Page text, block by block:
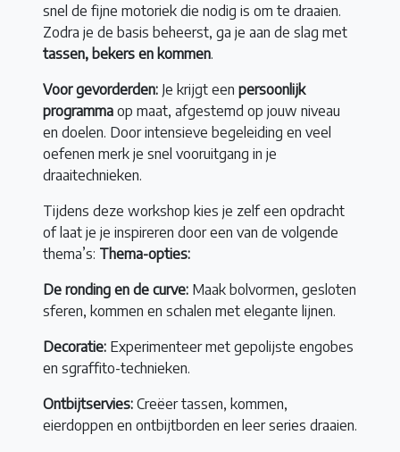
snel de fijne motoriek die nodig is om te draaien.
Zodra je de basis beheerst, ga je aan de slag met
tassen, bekers en kommen.
Voor gevorderden: Je krijgt een persoonlijk
programma op maat, afgestemd op jouw niveau
en doelen. Door intensieve begeleiding en veel
oefenen merk je snel vooruitgang in je
draaitechnieken.
Tijdens deze workshop kies je zelf een opdracht
of laat je je inspireren door een van de volgende
thema’s: Thema-opties:
De ronding en de curve: Maak bolvormen, gesloten
sferen, kommen en schalen met elegante lijnen.
Decoratie: Experimenteer met gepolijste engobes
en sgraffito-technieken.
Ontbijtservies: Creëer tassen, kommen,
eierdoppen en ontbijtborden en leer series draaien.